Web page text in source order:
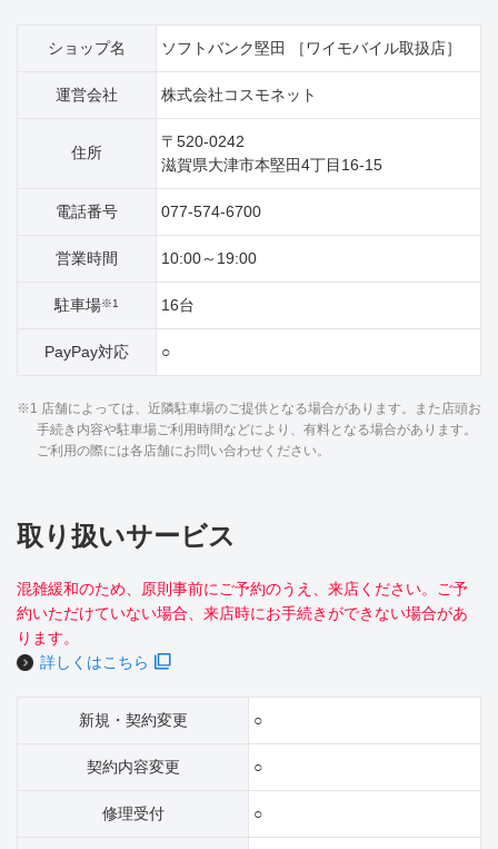
ショップ名 ソフトバンク堅田 ［ワイモバイル取扱店］
運営会社 株式会社コスモネット
住所
〒520-0242
滋賀県大津市本堅田4丁目16‐15
電話番号 077-574-6700
営業時間 10:00～19:00
駐車場※1 16台
PayPay対応 ○
※1 店舗によっては、近隣駐車場のご提供となる場合があります。また店頭お
手続き内容や駐車場ご利用時間などにより、有料となる場合があります。
ご利用の際には各店舗にお問い合わせください。
取り扱いサービス
混雑緩和のため、原則事前にご予約のうえ、来店ください。ご予
約いただけていない場合、来店時にお手続きができない場合があ
ります。
詳しくはこちら
新規・契約変更 ○
契約内容変更 ○
修理受付 ○